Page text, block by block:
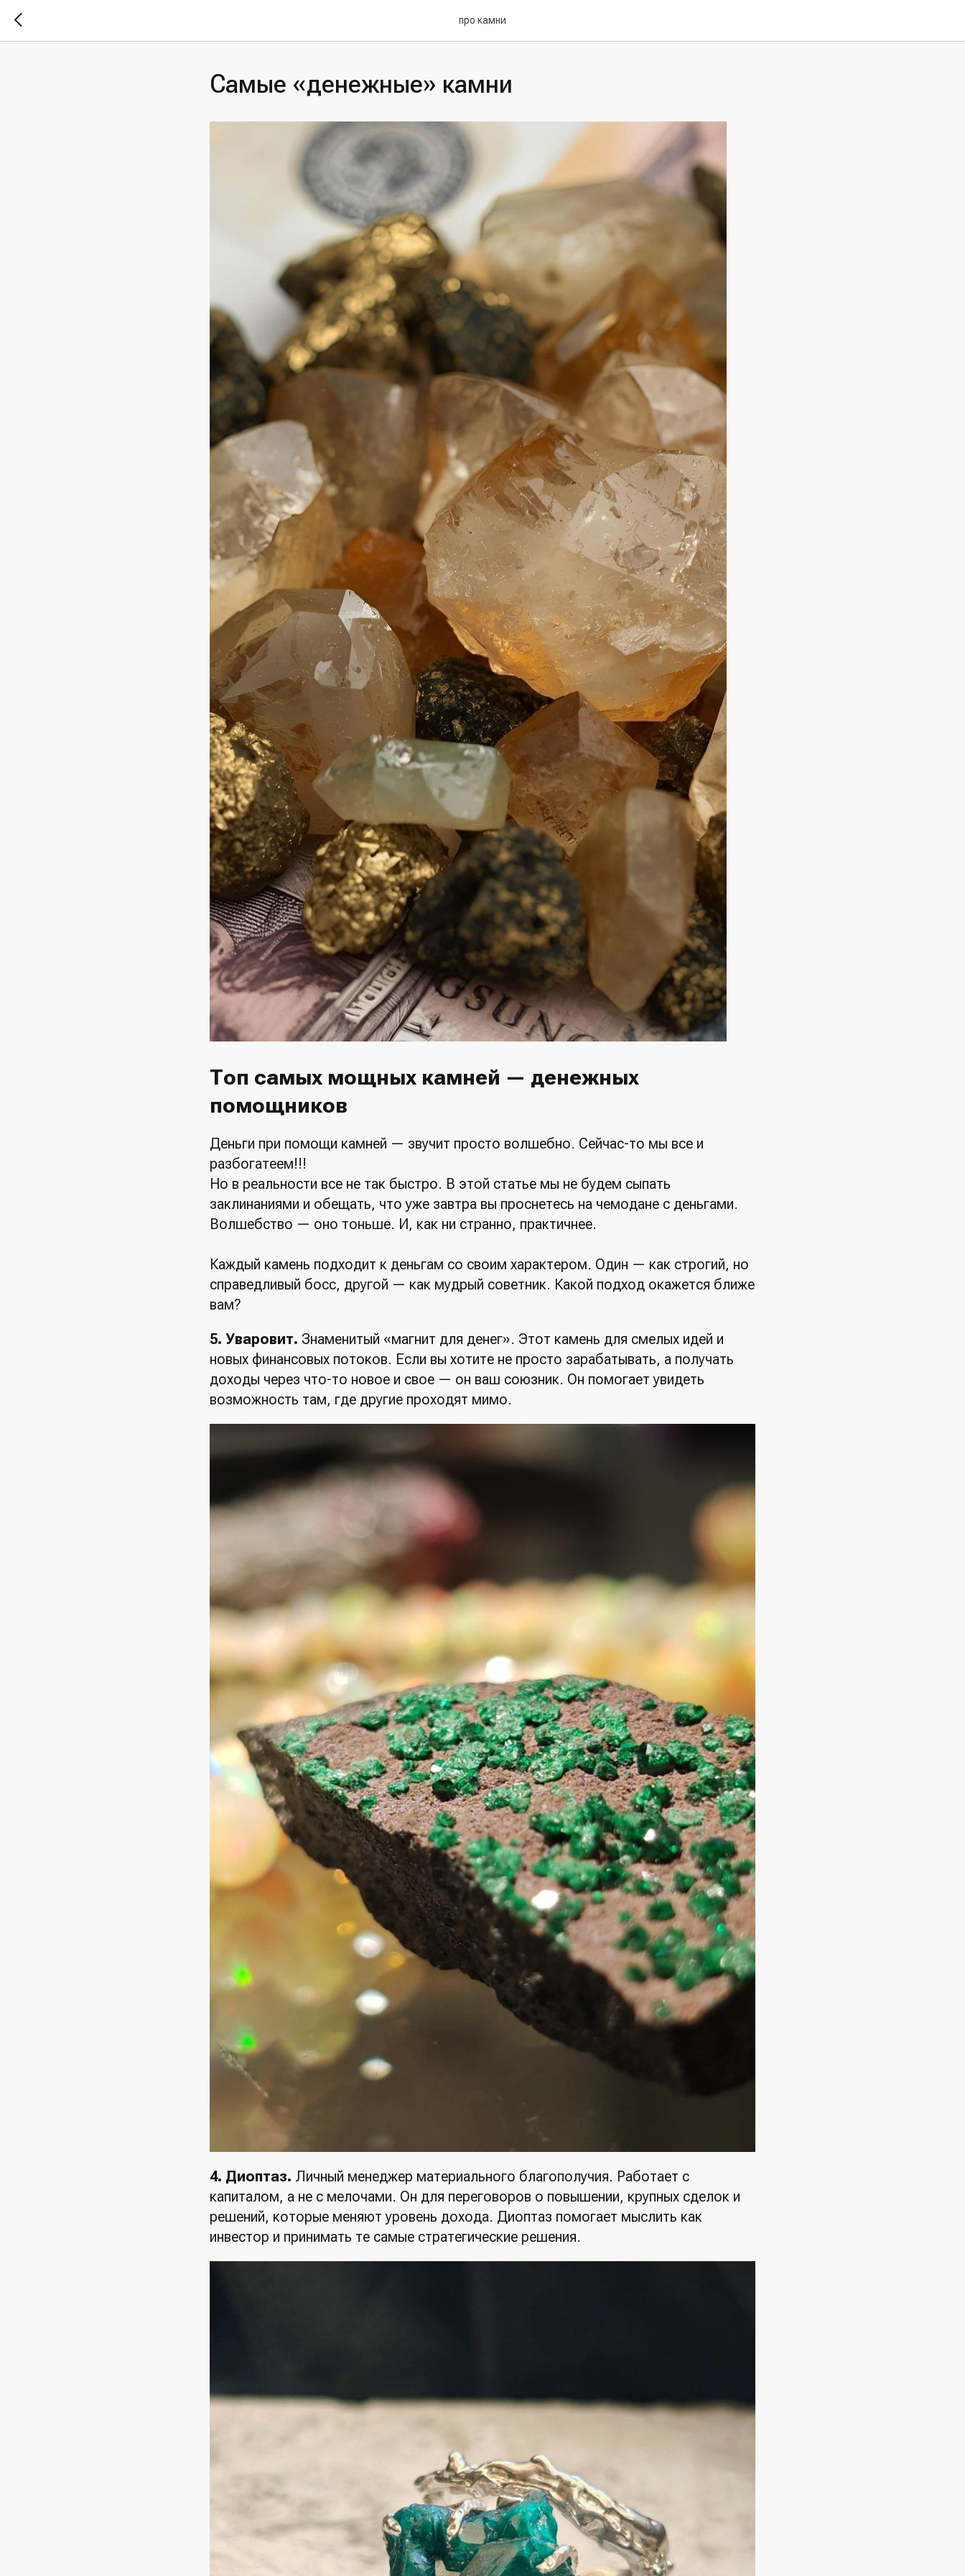
про камни
Самые «денежные» камни
Топ самых мощных камней — денежных
помощников
Деньги при помощи камней — звучит просто волшебно. Сейчас-то мы все и
разбогатеем!!!
Но в реальности все не так быстро. В этой статье мы не будем сыпать
заклинаниями и обещать, что уже завтра вы проснетесь на чемодане с деньгами.
Волшебство — оно тоньше. И, как ни странно, практичнее.
Каждый камень подходит к деньгам со своим характером. Один — как строгий, но
справедливый босс, другой — как мудрый советник. Какой подход окажется ближе
вам?
5. Уваровит. Знаменитый «магнит для денег». Этот камень для смелых идей и
новых финансовых потоков. Если вы хотите не просто зарабатывать, а получать
доходы через что-то новое и свое — он ваш союзник. Он помогает увидеть
возможность там, где другие проходят мимо.
4. Диоптаз. Личный менеджер материального благополучия. Работает с
капиталом, а не с мелочами. Он для переговоров о повышении, крупных сделок и
решений, которые меняют уровень дохода. Диоптаз помогает мыслить как
инвестор и принимать те самые стратегические решения.